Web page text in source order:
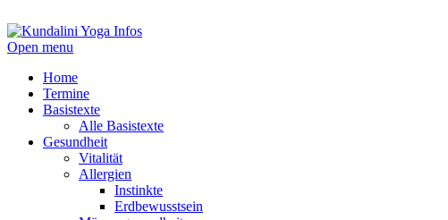
Open menu
Home
Termine
Basistexte
Alle Basistexte
Gesundheit
Vitalität
Allergien
Instinkte
Erdbewusstsein